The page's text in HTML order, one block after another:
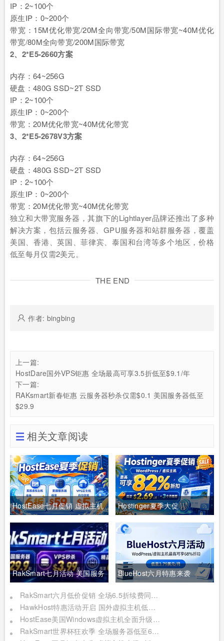
IP：2~100个
原生IP：0~200个
带宽：15M优化带宽/20M全向带宽/50M国际带宽~40M优化
带宽/80M全向带宽/200M国际带宽
2、2*E5-2660方案
内存：64~256G
硬盘：480G SSD~2T SSD
IP：2~100个
原生IP：0~200个
带宽：20M优化带宽~40M优化带宽
3、2*E5-2678V3方案
内存：64~256G
硬盘：480G SSD~2T SSD
IP：2~100个
原生IP：0~200个
带宽：20M优化带宽~40M优化带宽
独立和大带宽服务器，其旗下的Lightlayer品牌还推出了多种
解决方案，包括云服务器、GPU服务器和站群服务器，覆盖
美国、香港、英国、菲律宾、泰国和台湾等多个地区，价格
低至每月仅需2美元。
THE END
作者: bingbing
上一篇:
HostDare国外VPS钜惠 全场最高可享3.5折低至$9.1/年
下一篇:
RAKsmart新春钜惠 云服务器秒杀仅需$0.1 美国服务器低至
$29.9
相关文章阅读
HostEase七月促销 虚拟主机
全场6折 美国服务器仅$49 年
付VPS低至$34.9 RTX5090
新购立减$100
Hostinger夏季大促
WordPress/虚拟主机最高可
享82%折扣 低至$2.69/月+3
个月赠期
RakSmart七月活动 美国服务
器$29.9起 VPS秒杀$3.99起
精品CN2低至6.5折
BlueHost六月特惠来袭
WordPress/虚拟主机最高可
享68%折扣
RakSmart六月低价促销 全场6.5折续费同价 2核2G云服务器$2.99起 裸机云买1送1
HawkHost特惠活动开启 国外虚拟主机低至$2.61/月 分销主机5折优惠
HostEase美国Windows虚拟主机全面升级NVMe固态硬盘 限时赠送独立IP最高3年
RakSmart世界杯狂欢季 全场服务器低至6折特惠